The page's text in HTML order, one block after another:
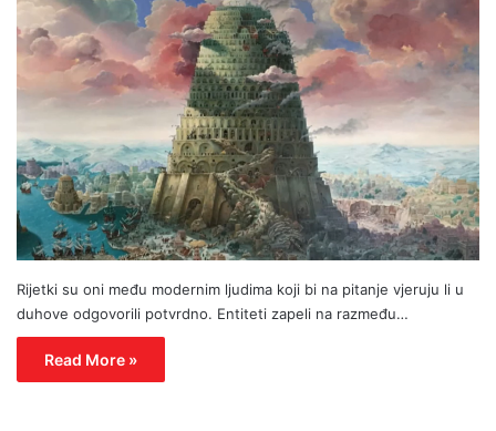
Rijetki su oni među modernim ljudima koji bi na pitanje vjeruju li u
duhove odgovorili potvrdno. Entiteti zapeli na razmeđu…
Read More »